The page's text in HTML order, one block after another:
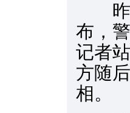
昨
布，
记者
方随
相。